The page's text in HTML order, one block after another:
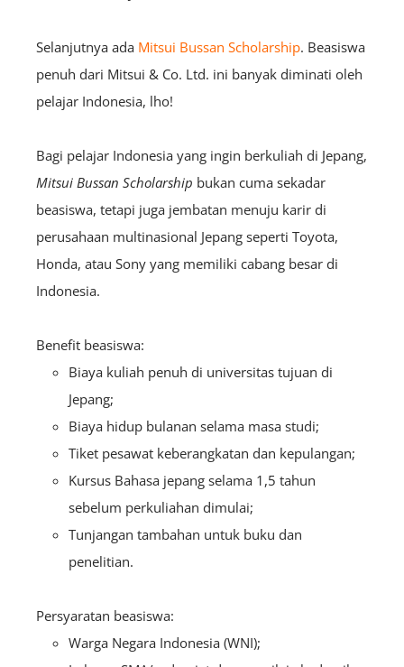
Selanjutnya ada Mitsui Bussan Scholarship. Beasiswa
penuh dari Mitsui & Co. Ltd. ini banyak diminati oleh
pelajar Indonesia, lho!
Bagi pelajar Indonesia yang ingin berkuliah di Jepang,
Mitsui Bussan Scholarship bukan cuma sekadar
beasiswa, tetapi juga jembatan menuju karir di
perusahaan multinasional Jepang seperti Toyota,
Honda, atau Sony yang memiliki cabang besar di
Indonesia.
Benefit beasiswa:
Biaya kuliah penuh di universitas tujuan di
Jepang;
Biaya hidup bulanan selama masa studi;
Tiket pesawat keberangkatan dan kepulangan;
Kursus Bahasa jepang selama 1,5 tahun
sebelum perkuliahan dimulai;
Tunjangan tambahan untuk buku dan
penelitian.
Persyaratan beasiswa:
Warga Negara Indonesia (WNI);